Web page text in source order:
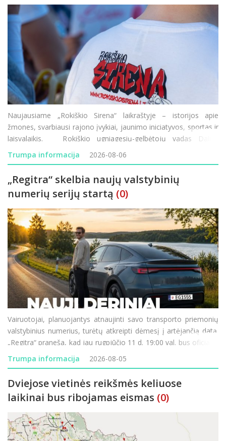
Naujausiame „Rokiškio Sirena“ laikraštyje – istorijos apie
žmones, svarbiausi rajono įvykiai, jaunimo iniciatyvos, sportas ir
laisvalaikis. Rokiškio ugniagesių-gelbėtojų vadas Dalius
Kunigėlis vadovauja pirmajai Lietuvos istorijoje tokio mast
Trumpa informacija 2026-08-06
„Regitra“ skelbia naujų valstybinių
numerių serijų startą (0)
Vairuotojai, planuojantys atnaujinti savo transporto priemonių
valstybinius numerius, turėtų atkreipti dėmesį į artėjančią datą.
„Regitra“ praneša, kad jau rugpjūčio 11 d. 19:00 val. bus oficialiai
paleistos naujos valstybinių numerio ženklų serijos. Didžiausia
šio etapo n
Trumpa informacija 2026-08-05
Dviejose vietinės reikšmės keliuose
laikinai bus ribojamas eismas (0)